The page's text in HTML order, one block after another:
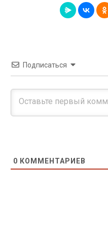
Подписаться
0 КОММЕНТАРИЕВ